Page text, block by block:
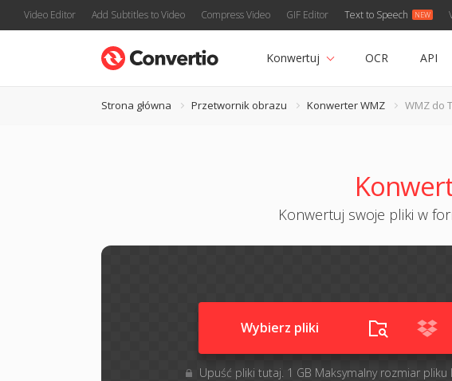
Video Editor Add Subtitles to Video Compress Video GIF Editor Text to Speech
Konwertuj OCR API
Strona główna Przetwornik obrazu Konwerter WMZ WMZ do
Konwertuj swoje pliki w
Wybierz pliki
Upuść pliki tutaj. 1 GB Maksymalny rozmiar pliku